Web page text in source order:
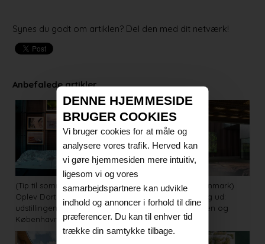
Synes du godt om artiklen? Del den med dit netværk!
Anbefalede artikler
(Tip til sommer i Danmark)
Oplev Dorte Mandrup-
udstillingen PLACE i
København
(Tip til sommer i Danmark)
Arkitektur indefra og ud:
Mennesket, maskinen og
materialet
DENNE HJEMMESIDE
BRUGER COOKIES
Vi bruger cookies for at måle og
analysere vores trafik. Herved kan
vi gøre hjemmesiden mere intuitiv,
ligesom vi og vores
samarbejdspartnere kan udvikle
indhold og annoncer i forhold til dine
præferencer. Du kan til enhver tid
trække din samtykke tilbage.